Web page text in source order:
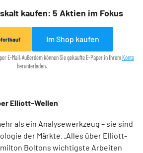
kaufen: 5 Aktien im Fokus
Im Shop kaufen
E-Mail. Außerdem können Sie gekaufte E-Paper in Ihrem Konto
herunterladen.
Elliott-Wellen
als ein Analysewerkzeug – sie sind
der Märkte. „Alles über Elliott-
Boltons wichtigste Arbeiten